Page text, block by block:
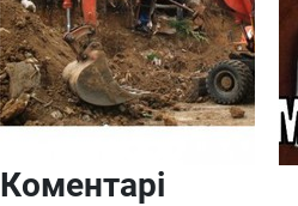
Коментарі